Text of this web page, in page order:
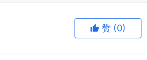
赞 (0)